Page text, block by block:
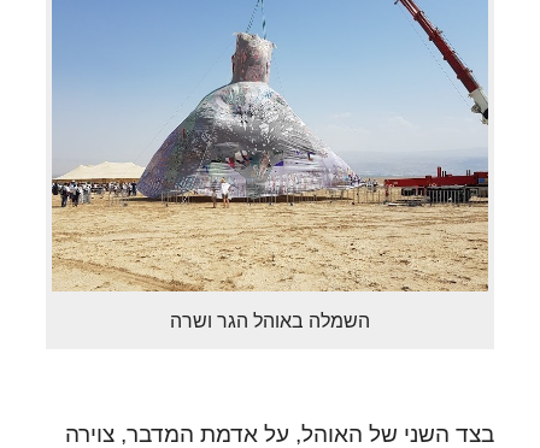
השמלה באוהל הגר ושרה
בצד השני של האוהל, על אדמת המדבר, צוירה